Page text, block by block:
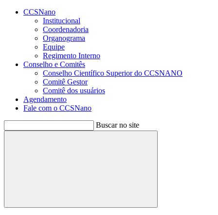
Conteúdo principal
CCSNano
Institucional
Coordenadoria
Organograma
Equipe
Regimento Interno
Conselho e Comitês
Conselho Científico Superior do CCSNANO
Comitê Gestor
Comitê dos usuários
Agendamento
Fale com o CCSNano
Buscar no site
Buscar